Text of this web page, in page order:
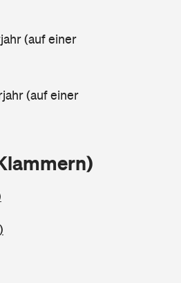
(auf einer
(auf einer